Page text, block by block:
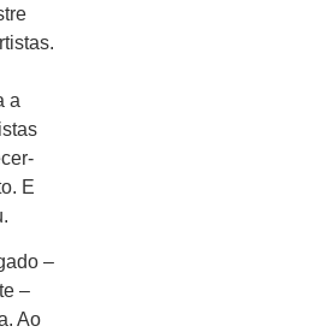
a
E
–
–
Ao